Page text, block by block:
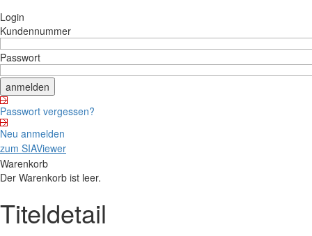
Login
Kundennummer
Passwort
Passwort vergessen?
Neu anmelden
zum SIAViewer
Warenkorb
Der Warenkorb ist leer.
Titeldetail